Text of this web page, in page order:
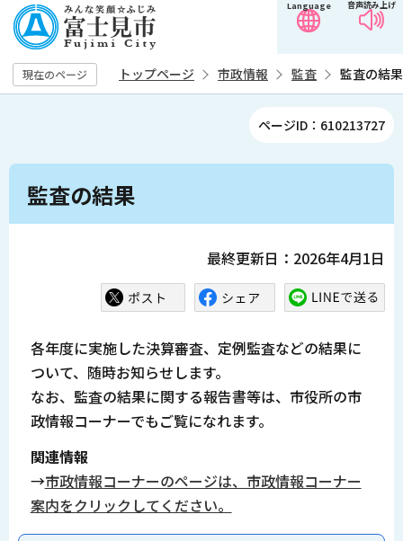
の
ペ
ー
す
音声読み上げ
Language
現在のページ トップページ 市政情報 監査 監査の結果
ページID：610213727
本
監査の結果
最終更新日：2026年4月1日
各年度に実施した決算審査、定例監査などの結果に
ついて、随時お知らせします。
なお、監査の結果に関する報告書等は、市役所の市
政情報コーナーでもご覧になれます。
関連情報
→市政情報コーナーのページは、市政情報コーナー
案内をクリックしてください。